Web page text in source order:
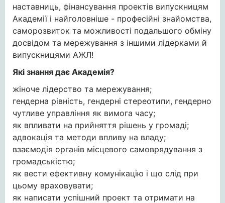
наставниць, фінансування проектів випускницям
Академії і найголовніше - професійні знайомства,
саморозвиток та можливості подальшого обміну
досвідом та мережування з іншими лідерками й
випускницями АЖЛ!
Які знання дає Академія?
жіноче лідерство та мережування;
гендерна рівність, гендерні стереотипи, гендерно
чутливе управління як вимога часу;
як впливати на прийняття рішень у громаді;
адвокація та методи впливу на владу;
взаємодія органів місцевого самоврядування з
громадськістю;
як вести ефективну комунікацію і що слід при
цьому враховувати;
як написати успішний проект та отримати на